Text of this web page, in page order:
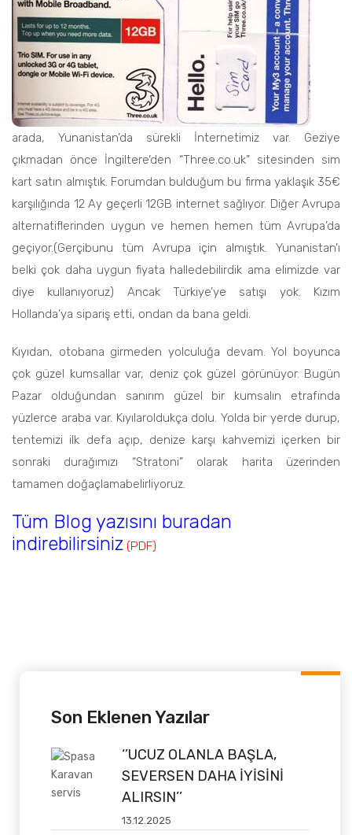
arada, Yunanistan’da sürekli İnternetimiz var. Geziye
çıkmadan önce İngiltere’den “Three.co.uk” sitesinden sim
kart satın almıştık. Forumdan bulduğum bu firma yaklaşık 35€
karşılığında 12 Ay geçerli 12GB internet sağlıyor. Diğer Avrupa
alternatiflerinden uygun ve hemen hemen tüm Avrupa’da
geçiyor.(Gerçibunu tüm Avrupa için almıştık. Yunanistan’ı
belki çok daha uygun fiyata halledebilirdik ama elimizde var
diye kullanıyoruz) Ancak Türkiye’ye satışı yok. Kızım
Hollanda’ya sipariş etti, ondan da bana geldi.
Kıyıdan, otobana girmeden yolculuğa devam. Yol boyunca
çok güzel kumsallar var, deniz çok güzel görünüyor. Bugün
Pazar olduğundan sanırım güzel bir kumsalın etrafında
yüzlerce araba var. Kıyılaroldukça dolu. Yolda bir yerde durup,
tentemizi ilk defa açıp, denize karşı kahvemizi içerken bir
sonraki durağımızı “Stratoni” olarak harita üzerinden
tamamen doğaçlamabelirliyoruz.
Tüm Blog yazısını buradan
indirebilirsiniz (PDF)
Son Eklenen Yazılar
‘’UCUZ OLANLA BAŞLA,
SEVERSEN DAHA İYİSİNİ
ALIRSIN’’
13.12.2025